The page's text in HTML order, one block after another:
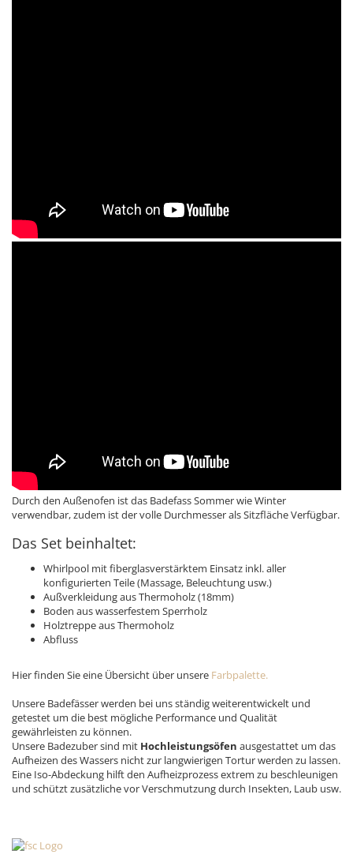
Durch den Außenofen ist das Badefass Sommer wie Winter
verwendbar, zudem ist der volle Durchmesser als Sitzfläche Verfügbar.
Das Set beinhaltet:
Whirlpool mit fiberglasverstärktem Einsatz inkl. aller
konfigurierten Teile (Massage, Beleuchtung usw.)
Außverkleidung aus Thermoholz (18mm)
Boden aus wasserfestem Sperrholz
​Holztreppe aus Thermoholz
Abfluss
Hier finden Sie eine Übersicht über unsere Farbpalette.
Unsere Badefässer werden bei uns ständig weiterentwickelt und
getestet um die best mögliche Performance und Qualität
gewährleisten zu können.
Unsere Badezuber sind mit Hochleistungsöfen ausgestattet um das
Aufheizen des Wassers nicht zur langwierigen Tortur werden zu lassen.
Eine Iso-Abdeckung hilft den Aufheizprozess extrem zu beschleunigen
und schützt zusätzliche vor Verschmutzung durch Insekten, Laub usw.